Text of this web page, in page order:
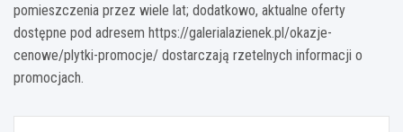
pomieszczenia przez wiele lat; dodatkowo, aktualne oferty
dostępne pod adresem https://galerialazienek.pl/okazje-
cenowe/plytki-promocje/ dostarczają rzetelnych informacji o
promocjach.